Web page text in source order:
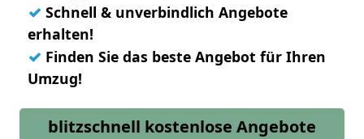
✓ Schnell & unverbindlich Angebote
erhalten!
✓ Finden Sie das beste Angebot für Ihren
Umzug!
blitzschnell kostenlose Angebote